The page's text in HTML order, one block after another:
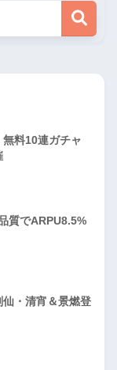
料10連ガチャ
質でARPU8.5%
仙・清宵＆景燃登